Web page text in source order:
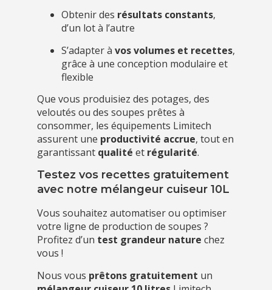
Obtenir des résultats constants,
d’un lot à l’autre
S’adapter à vos volumes et recettes,
grâce à une conception modulaire et
flexible
Que vous produisiez des potages, des
veloutés ou des soupes prêtes à
consommer, les équipements Limitech
assurent une productivité accrue, tout en
garantissant qualité et régularité.
Testez vos recettes gratuitement
avec notre mélangeur cuiseur 10L
Vous souhaitez automatiser ou optimiser
votre ligne de production de soupes ?
Profitez d’un test grandeur nature chez
vous !
Nous vous prêtons gratuitement un